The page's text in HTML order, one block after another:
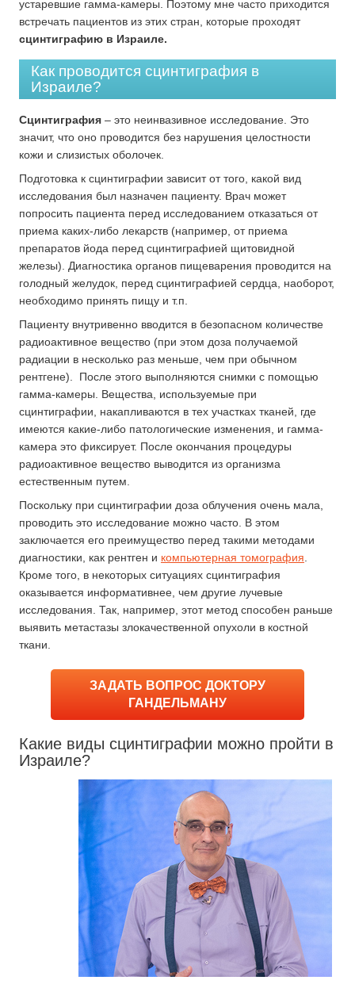
устаревшие гамма-камеры. Поэтому мне часто приходится
встречать пациентов из этих стран, которые проходят
сцинтиграфию в Израиле.
Как проводится сцинтиграфия в
Израиле?
Сцинтиграфия– это неинвазивное исследование. Это
значит, что оно проводится без нарушения целостности
кожи и слизистых оболочек.
Подготовка к сцинтиграфии зависит от того, какой вид
исследования был назначен пациенту. Врач может
попросить пациента перед исследованием отказаться от
приема каких-либо лекарств (например, от приема
препаратов йода перед сцинтиграфией щитовидной
железы). Диагностика органов пищеварения проводится на
голодный желудок, перед сцинтиграфией сердца, наоборот,
необходимо принять пищу и т.п.
Пациенту внутривенно вводится в безопасном количестве
радиоактивное вещество (при этом доза получаемой
радиации в несколько раз меньше, чем при обычном
рентгене). После этого выполняются снимки с помощью
гамма-камеры. Вещества, используемые при
сцинтиграфии, накапливаются в тех участках тканей, где
имеются какие-либо патологические изменения, и гамма-
камера это фиксирует. После окончания процедуры
радиоактивное вещество выводится из организма
естественным путем.
Поскольку при сцинтиграфии доза облучения очень мала,
проводить это исследование можно часто. В этом
заключается его преимущество перед такими методами
диагностики, как рентген и компьютерная томография
Кроме того, в некоторых ситуациях сцинтиграфия
оказывается информативнее, чем другие лучевые
исследования. Так, например, этот метод способен раньше
выявить метастазы злокачественной опухоли в костной
ткани.
ЗАДАТЬ ВОПРОС ДОКТОРУ
ГАНДЕЛЬМАНУ
Какие виды сцинтиграфии можно пройти в
Израиле?